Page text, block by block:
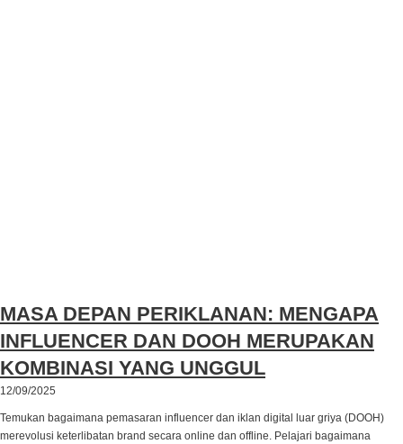
MASA DEPAN PERIKLANAN: MENGAPA
INFLUENCER DAN DOOH MERUPAKAN
KOMBINASI YANG UNGGUL
12/09/2025
Temukan bagaimana pemasaran influencer dan iklan digital luar griya (DOOH)
merevolusi keterlibatan brand secara online dan offline. Pelajari bagaimana